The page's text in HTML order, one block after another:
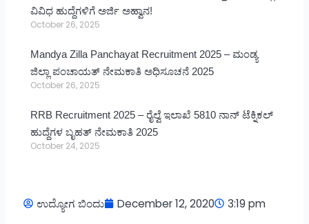
ವಿವಿಧ ಹುದ್ದೆಗಳಿಗೆ ಅರ್ಜಿ ಅಹ್ವಾನ!
October 26, 2025
Mandya Zilla Panchayat Recruitment 2025 – ಮಂಡ್ಯ
ಜಿಲ್ಲಾ ಪಂಚಾಯತ್ ನೇಮಕಾತಿ ಅಧಿಸೂಚನೆ 2025
October 26, 2025
RRB Recruitment 2025 – ರೈಲ್ವೆ ಇಲಾಖೆ 5810 ನಾನ್ ಟೆಕ್ನಿಕಲ್
ಹುದ್ದೆಗಳ ಬೃಹತ್ ನೇಮಕಾತಿ 2025
October 24, 2025
ಉದ್ಯೋಗ ಬಿಂದು December 12, 2020 3:19 pm